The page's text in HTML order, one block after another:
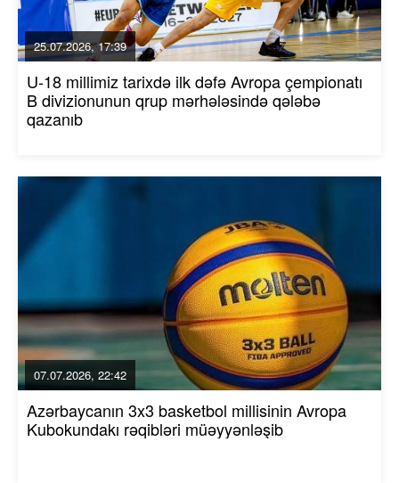
25.07.2026, 17:39
U-18 millimiz tarixdə ilk dəfə Avropa çempionatı
B divizionunun qrup mərhələsində qələbə
qazanıb
07.07.2026, 22:42
Azərbaycanın 3x3 basketbol millisinin Avropa
Kubokundakı rəqibləri müəyyənləşib